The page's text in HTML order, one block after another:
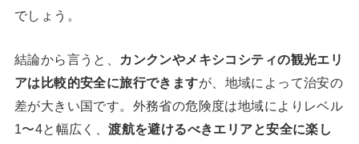
でしょう。
結論から言うと、 カンクンやメキシコシティの観光エリ
アは比較的安全に旅行できますが、地域によって治安の
差が大きい国です。外務省の危険度は地域によりレベル
1〜4と幅広く、渡航を避けるべきエリアと安全に楽し